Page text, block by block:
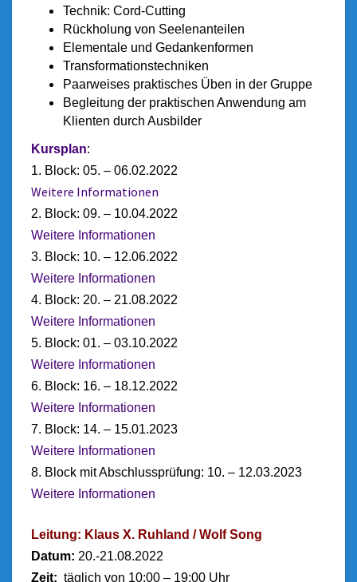
Technik: Cord-Cutting
Rückholung von Seelenanteilen
Elementale und Gedankenformen
Transformationstechniken
Paarweises praktisches Üben in der Gruppe
Begleitung der praktischen Anwendung am
Klienten durch Ausbilder
Kursplan:
1. Block: 05. – 06.02.2022
Weitere Informationen
2. Block: 09. – 10.04.2022
Weitere Informationen
3. Block: 10. – 12.06.2022
Weitere Informationen
4. Block: 20. – 21.08.2022
Weitere Informationen
5. Block: 01. – 03.10.2022
Weitere Informationen
6. Block: 16. – 18.12.2022
Weitere Informationen
7. Block: 14. – 15.01.2023
Weitere Informationen
8. Block mit Abschlussprüfung: 10. – 12.03.2023
Weitere Informationen
Leitung: Klaus X. Ruhland / Wolf Song
Datum: 20.-21.08.2022
Zeit: täglich von 10:00 – 19:00 Uhr